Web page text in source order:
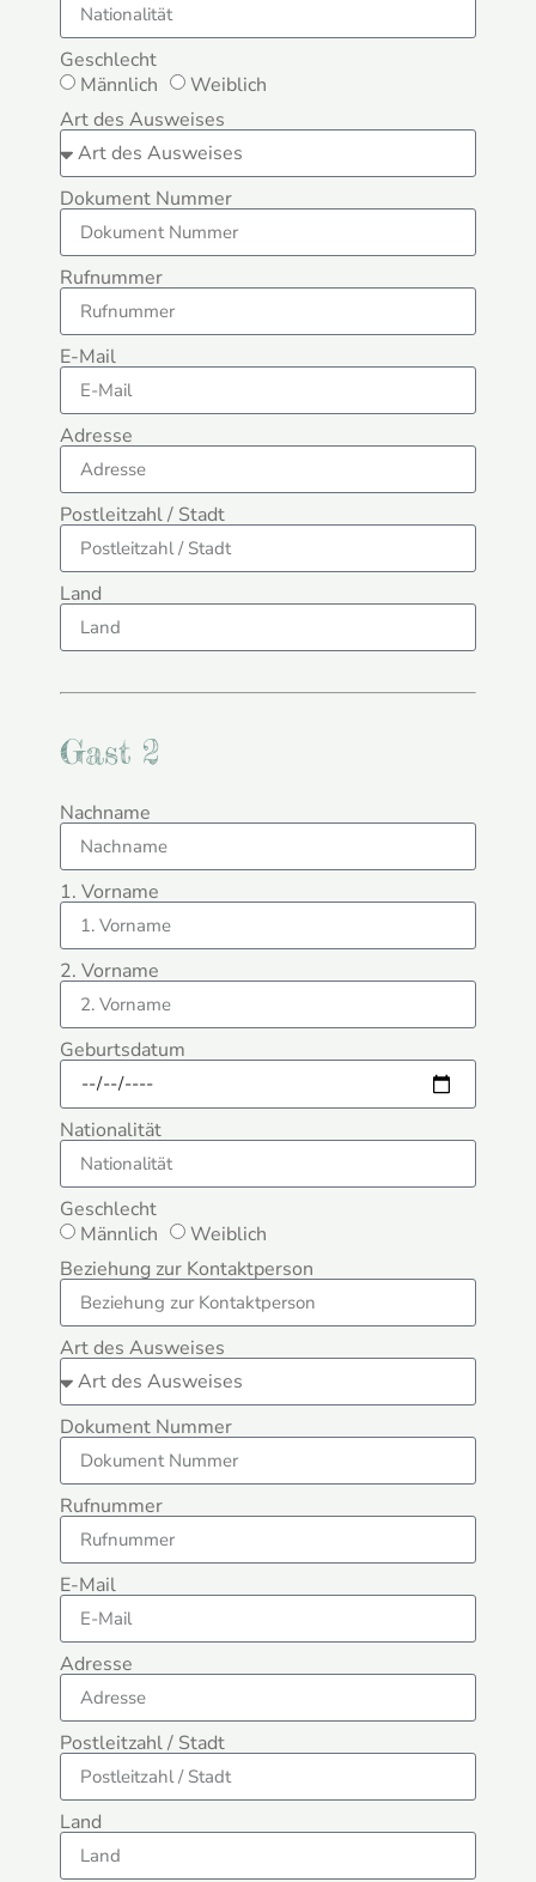
Geschlecht
Männlich
Weiblich
Art des Ausweises
Dokument Nummer
Rufnummer
E-Mail
Adresse
Postleitzahl / Stadt
Land
Gast 2
Nachname
1. Vorname
2. Vorname
Geburtsdatum
Nationalität
Geschlecht
Männlich
Weiblich
Beziehung zur Kontaktperson
Art des Ausweises
Dokument Nummer
Rufnummer
E-Mail
Adresse
Postleitzahl / Stadt
Land